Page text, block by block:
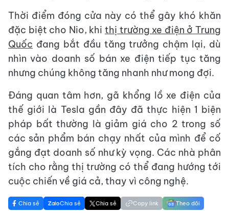
Thời điểm đóng cửa này có thể gây khó khăn
đặc biệt cho Nio, khi thị trường xe điện ở Trung
Quốc đang bắt đầu tăng trưởng chậm lại, dù
nhìn vào doanh số bán xe điện tiếp tục tăng
nhưng chúng không tăng nhanh như mong đợi.
Đáng quan tâm hơn, gã khổng lồ xe điện của
thế giới là Tesla gần đây đã thực hiện 1 biện
pháp bất thường là giảm giá cho 2 trong số
các sản phẩm bán chạy nhất của mình để cố
gắng đạt doanh số như kỳ vọng. Các nhà phân
tích cho rằng thị trường có thể đang hướng tới
cuộc chiến về giá cả, thay vì công nghệ.
Chia sẻ Chia sẻ Chia sẻ Copy link Theo dõi